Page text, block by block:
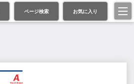
ページ検索 お気に入り